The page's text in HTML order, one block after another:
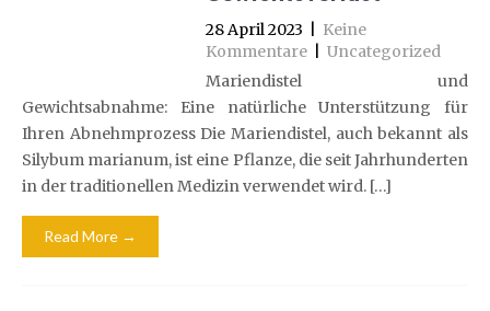
28 April 2023
Keine
Kommentare
Uncategorized
Mariendistel und
Gewichtsabnahme: Eine natürliche Unterstützung für
Ihren Abnehmprozess Die Mariendistel, auch bekannt als
Silybum marianum, ist eine Pflanze, die seit Jahrhunderten
in der traditionellen Medizin verwendet wird. […]
Read More →